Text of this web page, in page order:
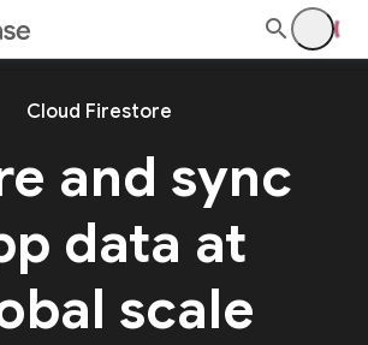
Cloud Firestore
and sync
data at
scale